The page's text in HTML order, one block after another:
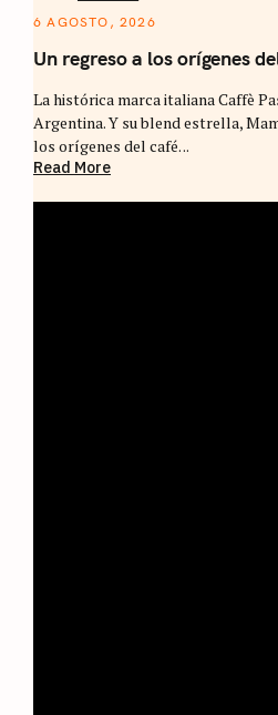
6 AGOSTO, 2026
Un regreso a los orígenes
La histórica marca italiana Caffè
Argentina. Y su blend estrella,
los orígenes del café. ..
Read More